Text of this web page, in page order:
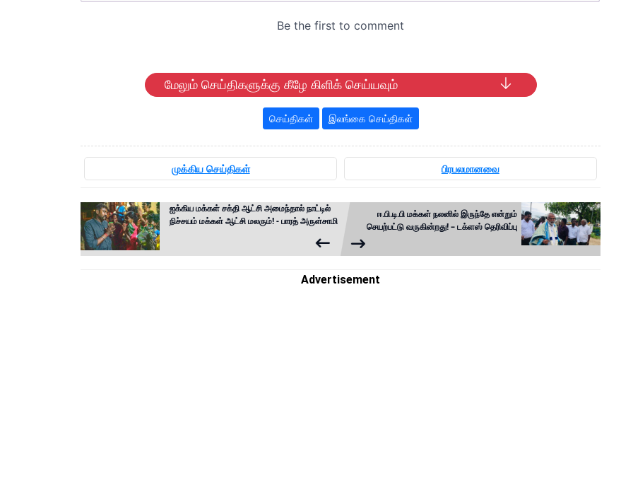
மேலும் செய்திகளுக்கு கீழே கிளிக் செய்யவும்
செய்திகள் இலங்கை செய்திகள்
முக்கிய செய்திகள் பிரபலமானவை
ஐக்கிய மக்கள் சக்தி ஆட்சி அமைந்தால் நாட்டில்
நிச்சயம் மக்கள் ஆட்சி மலரும்! - பாரத் அருள்சாமி
ஈ.பி.டி.பி மக்கள் நலனில் இருந்தே என்றும்
செயற்பட்டு வருகின்றது! – டக்ளஸ் தெரிவிப்பு
Advertisement